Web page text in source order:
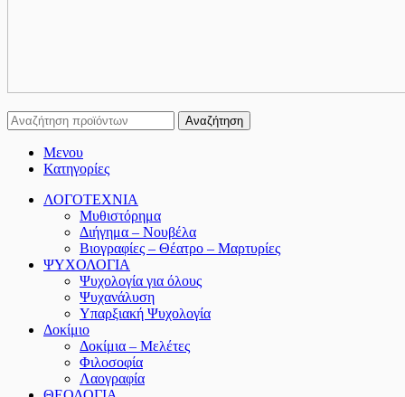
Αναζήτηση
Μενου
Κατηγορίες
ΛΟΓΟΤΕΧΝΙΑ
Μυθιστόρημα
Διήγημα – Νουβέλα
Βιογραφίες – Θέατρο – Μαρτυρίες
ΨΥΧΟΛΟΓΙΑ
Ψυχολογία για όλους
Ψυχανάλυση
Υπαρξιακή Ψυχολογία
Δοκίμιο
Δοκίμια – Μελέτες
Φιλοσοφία
Λαογραφία